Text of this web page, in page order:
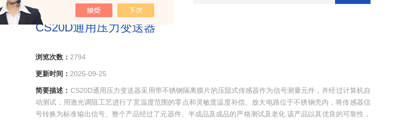
CS20D通用压力变送器
浏览次数： 2794
更新时间： 2025-09-25
简要描述： CS20D通用压力变送器采用带不锈钢隔离膜片的压阻式传感器作为信号测量元件，并经过计算机自
动测试，用激光调阻工艺进行了宽温度范围的零点和灵敏度温度补偿。放大电路位于不锈钢壳内，将传感器信
号转换为标准输出信号。整个产品经过了元器件、半成品及成品的严格测试及老化.该产品以其优良的可靠性，